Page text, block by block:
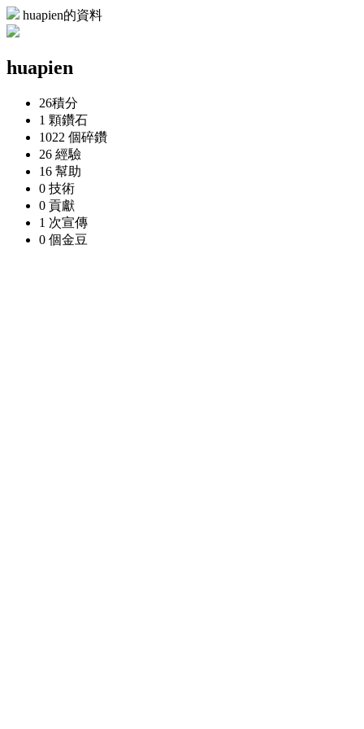
huapien的資料
huapien
26積分
1 顆鑽石
1022 個碎鑽
26 經驗
16 幫助
0 技術
0 貢獻
1 次宣傳
0 個金豆